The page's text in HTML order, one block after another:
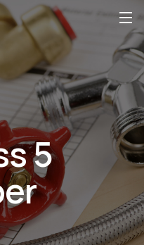
5